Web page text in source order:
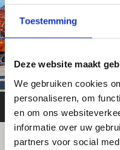
Toestemming
Deze website maakt
We gebruiken cookies
personaliseren, om
en om ons
informatie over uw
partners voor social